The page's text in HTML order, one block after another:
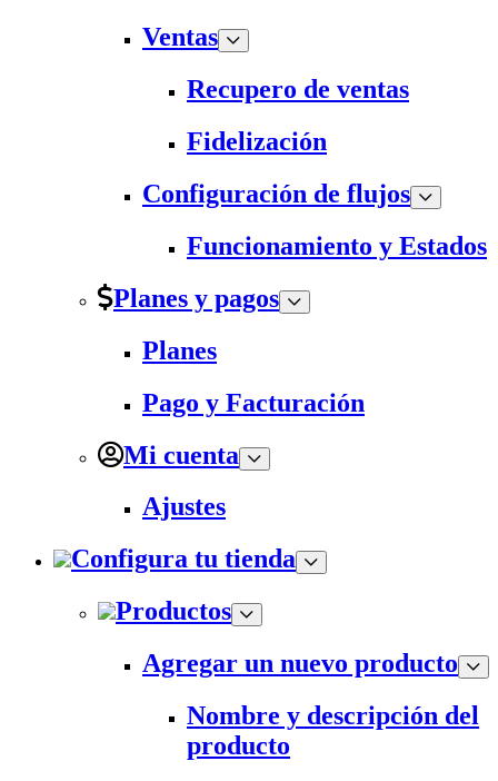
Ventas
Recupero de ventas
Fidelización
Configuración de flujos
Funcionamiento y Estados
Planes y pagos
Planes
Pago y Facturación
Mi cuenta
Ajustes
Configura tu tienda
Productos
Agregar un nuevo producto
Nombre y descripción del
producto